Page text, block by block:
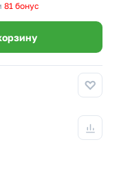
81 бонус